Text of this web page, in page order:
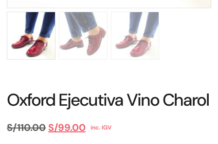
Oxford Ejecutiva Vino Charol
S/110.00 S/99.00 inc. IGV